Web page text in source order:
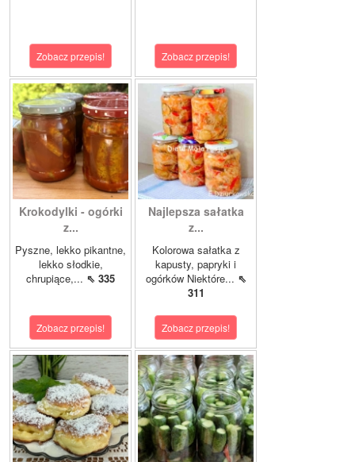
Zobacz przepis! Zobacz przepis!
Krokodylki - ogórki
z...
Pyszne, lekko pikantne,
lekko słodkie,
chrupiące,... ⇖ 335
Zobacz przepis!
Najlepsza sałatka
z...
Kolorowa sałatka z
kapusty, papryki i
ogórków Niektóre... ⇖
311
Zobacz przepis!